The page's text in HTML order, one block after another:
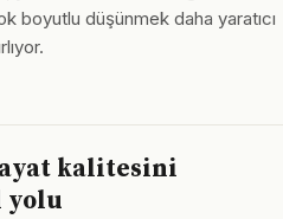
boyutlu düşünmek daha yaratıcı
kalitesini
yolu